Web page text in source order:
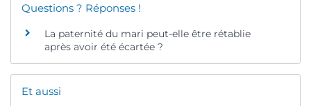
Questions ? Réponses !
La paternité du mari peut-elle être rétablie
après avoir été écartée ?
Et aussi